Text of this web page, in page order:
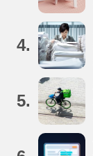
4.
5.